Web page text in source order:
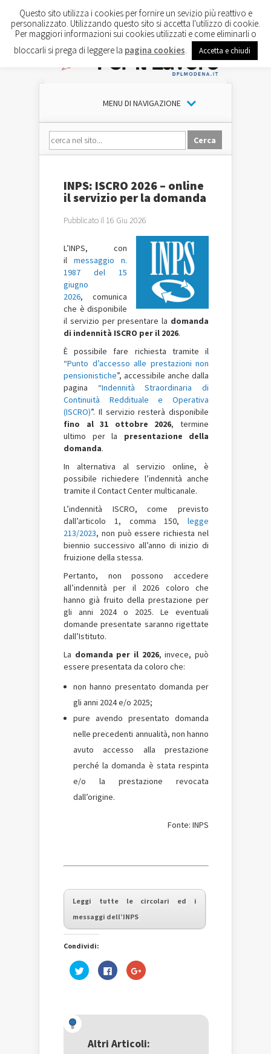
MENU DI NAVIGAZIONE
INPS: ISCRO 2026 – online
il servizio per la domanda
Pubblicato il 16 Giu 2026
L’INPS, con
il messaggio n.
1987 del 15
giugno
2026, comunica
che è disponibile
il servizio per presentare la domanda
di indennità ISCRO per il 2026.
È possibile fare richiesta tramite il
“Punto d’accesso alle prestazioni non
pensionistiche”, accessibile anche dalla
pagina “Indennità Straordinaria di
Continuità Reddituale e Operativa
(ISCRO)”. Il servizio resterà disponibile
fino al 31 ottobre 2026, termine
ultimo per la presentazione della
domanda.
In alternativa al servizio online, è
possibile richiedere l’indennità anche
tramite il Contact Centermulticanale.
L’indennità ISCRO, come previsto
dall’articolo 1, comma 150, legge
213/2023, non può essere richiesta nel
biennio successivo all’anno di inizio di
fruizione della stessa.
Pertanto, non possono accedere
all’indennità per il 2026 coloro che
hanno già fruito della prestazione per
gli anni 2024 o 2025. Le eventuali
domande presentate saranno rigettate
dall’Istituto.
La domanda per il 2026, invece, può
essere presentata da coloro che:
non hanno presentato domanda per
gli anni 2024 e/o 2025;
pure avendo presentato domanda
nelle precedenti annualità, non hanno
avuto accesso alla prestazione
perché la domanda è stata respinta
e/o la prestazione revocata
dall’origine.
Fonte: INPS
Leggi tutte le circolari ed i
messaggi dell’INPS
Condividi:
Fai
clic
una
nuova
Fai
clic
nuova
finestra)
Fai
clic
una
nuova
Altri Articoli:
Questo sito utilizza i cookies per fornire un sevizio più reattivo e
personalizzato. Utilizzando questo sito si accetta l'utilizzo di cookie.
Per maggiori informazioni sui cookies utilizzati e come eliminarli o
bloccarli si prega di leggere la pagina cookies Accetta e chiudi